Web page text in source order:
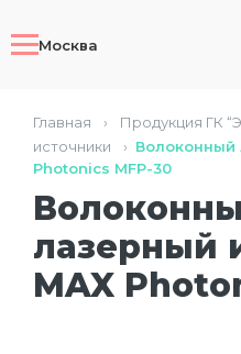
Москва
Главная › Продукция ГК
источники
› Волоконный
Photonics MFP-30
лазерный
MAX